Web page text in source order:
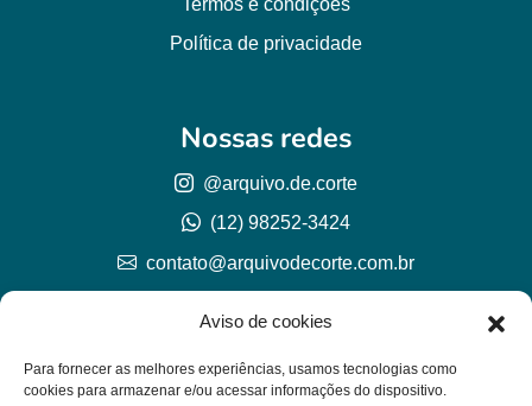
Aviso de cookies
Para fornecer as melhores experiências, usamos tecnologias como
cookies para armazenar e/ou acessar informações do dispositivo.
Política de privacidade
Nossas redes
@arquivo.de.corte
(12) 98252-3424
contato@arquivodecorte.com.br